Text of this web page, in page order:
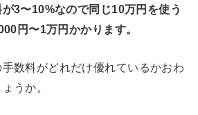
3〜10%なので同じ10万円を使う
円〜1万円かかります。
数料がどれだけ優れているかおわ
うか。